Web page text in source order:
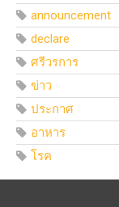
announcement
declare
ศรีวรการ
ข่าว
ประกาศ
อาหาร
โรค